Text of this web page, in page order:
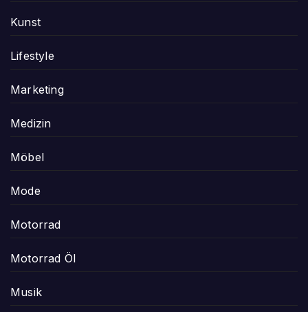
Kunst
Lifestyle
Marketing
Medizin
Möbel
Mode
Motorrad
Motorrad Öl
Musik